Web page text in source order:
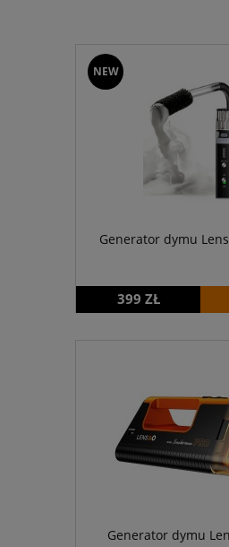
Generator dymu
399 ZŁ
NEW
Generator dymu